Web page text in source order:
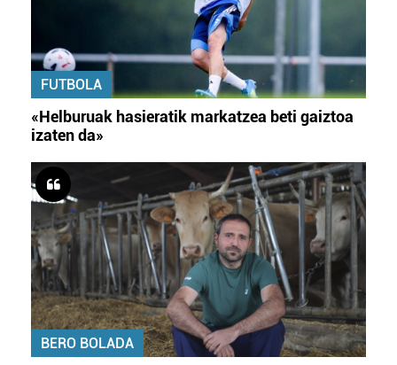
FUTBOLA
«Helburuak hasieratik markatzea beti gaiztoa
izaten da»
BERO BOLADA